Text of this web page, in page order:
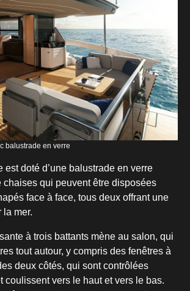
arrière avec balustrade en verre
est doté d’une balustrade en verre
chaises qui peuvent être disposées
face à face, tous deux offrant une
la mer.
à trois battants mène au salon, qui
tout autour, y compris des fenêtres à
deux côtés, qui sont contrôlées
coulissent vers le haut et vers le bas.